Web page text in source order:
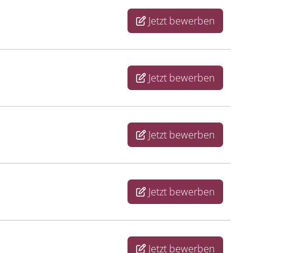
Jetzt bewerben
Jetzt bewerben
Jetzt bewerben
Jetzt bewerben
Jetzt bewerben